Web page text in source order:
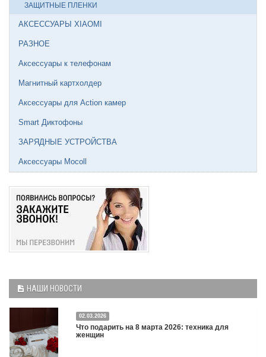
ЗАЩИТНЫЕ ПЛЕНКИ
АКСЕССУАРЫ XIAOMI
РАЗНОЕ
Аксессуары к телефонам
Магнитный картхолдер
Аксессуары для Action камер
Smart Диктофоны
ЗАРЯДНЫЕ УСТРОЙСТВА
Аксессуары Mocoll
НАШИ НОВОСТИ
02.03.2026
Что подарить на 8 марта 2026: техника для
женщин